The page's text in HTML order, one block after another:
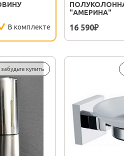
В комплекте
"АМЕРИНА"
16 590₽
забудьте купить